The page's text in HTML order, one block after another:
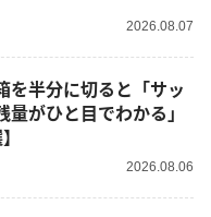
2026.08.07
を半分に切ると「サッ
がひと目でわかる」
2026.08.06